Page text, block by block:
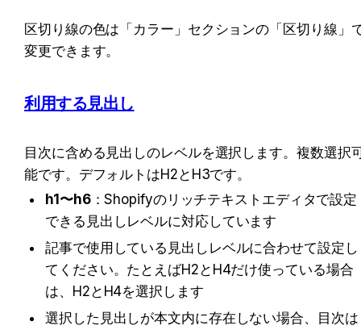
区切り線の色は「カラー」セクションの「区切り線」
変更できます。
利用する見出し
目次に含める見出しのレベルを選択します。複数選択
能です。デフォルトはH2とH3です。
h1〜h6：Shopifyのリッチテキストエディタで設定
できる見出しレベルに対応しています
記事で使用している見出しレベルに合わせて設定し
てください。たとえばH2とH4だけ使っている場合
は、H2とH4を選択します
選択した見出しが本文内に存在しない場合、目次は